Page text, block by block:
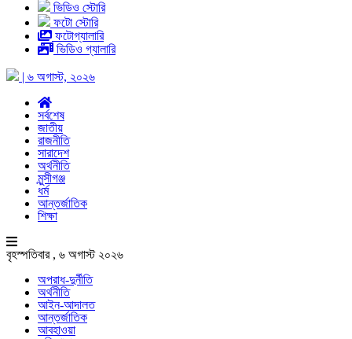
ভিডিও স্টোরি
ফটো স্টোরি
ফটোগ্যালারি
ভিডিও গ্যালারি
| ৬ অগাস্ট, ২০২৬
সর্বশেষ
জাতীয়
রাজনীতি
সারাদেশ
অর্থনীতি
মুন্সীগঞ্জ
ধর্ম
আন্তর্জাতিক
শিক্ষা
বৃহস্পতিবার , ৬ অগাস্ট ২০২৬
অপরাধ-দুর্নীতি
অর্থনীতি
আইন-আদালত
আন্তর্জাতিক
আবহাওয়া